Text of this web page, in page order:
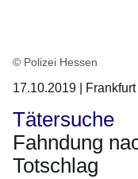
© Polizei Hessen
17.10.2019 |
Tätersuche
Fahndung
Totschlag